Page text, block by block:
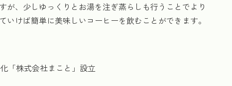
が、少しゆっくりとお湯を注ぎ蒸らしも行うことでより
けば簡単に美味しいコーヒーを飲むことができます。
「株式会社まこと」設立